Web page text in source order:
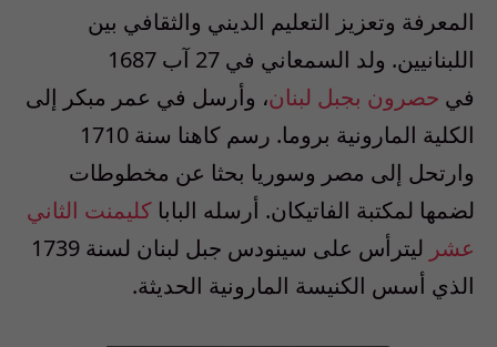
المعرفة وتعزيز التعليم الديني والثقافي بين
اللبنانيين. ولد السمعاني في 27 آب 1687
في حصرون بجبل لبنان، وأرسل في عمر مبكر إلى
الكلية المارونية بروما. رسم كاهنا سنة 1710
وارتحل إلى مصر وسوريا بحثا عن مخطوطات
لضمها لمكتبة الفاتيكان. أرسله البابا كليمنت الثاني
عشر
ليترأس على سينودس جبل لبنان لسنة 1739
الذي أسس الكنيسة المارونية الحديثة.